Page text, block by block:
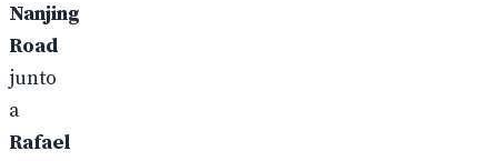
Nanjing
Road
junto
a
Rafael